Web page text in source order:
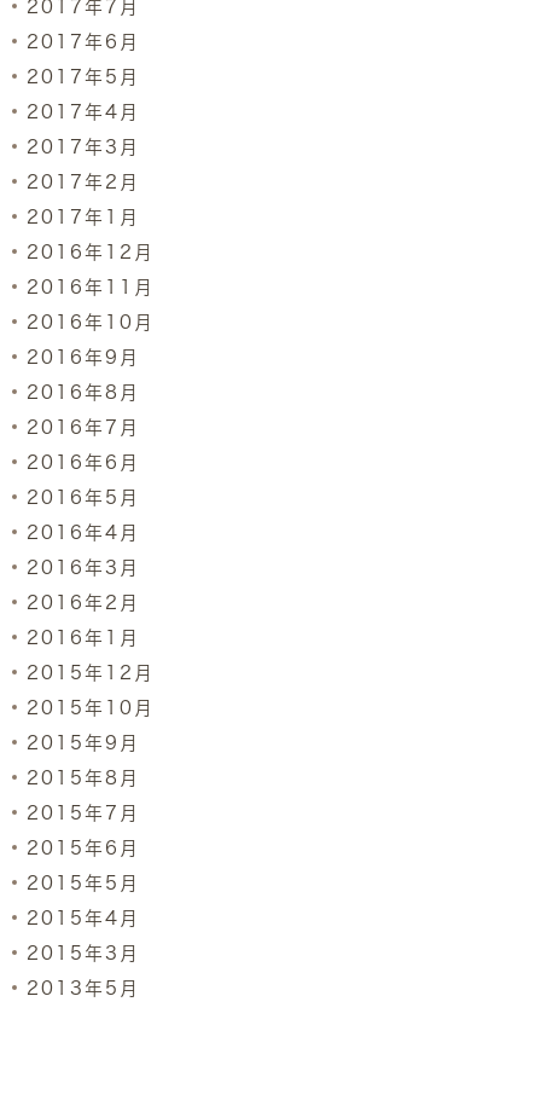
2017年7月
2017年6月
2017年5月
2017年4月
2017年3月
2017年2月
2017年1月
2016年12月
2016年11月
2016年10月
2016年9月
2016年8月
2016年7月
2016年6月
2016年5月
2016年4月
2016年3月
2016年2月
2016年1月
2015年12月
2015年10月
2015年9月
2015年8月
2015年7月
2015年6月
2015年5月
2015年4月
2015年3月
2013年5月